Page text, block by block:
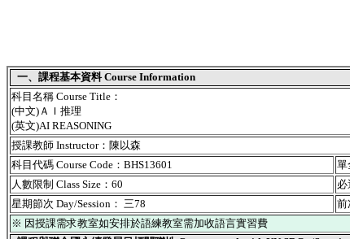
一、課程基本資料 Course Information
科目名稱 Course Title：
(中文)ＡＩ推理
(英文)AI REASONING
授課教師 Instructor：陳以森
科目代碼 Course Code：BHS13601
單
人數限制 Class Size：60
必
星期節次 Day/Session： 三78
前
※ 因授課需求教室如安排於語練教室需加收語言實習費